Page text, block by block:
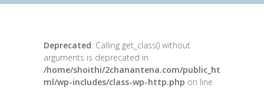
Deprecated: Calling get_class() without
arguments is deprecated in
/home/shoithi/2chanantena.com/public_ht
ml/wp-includes/class-wp-http.php on line